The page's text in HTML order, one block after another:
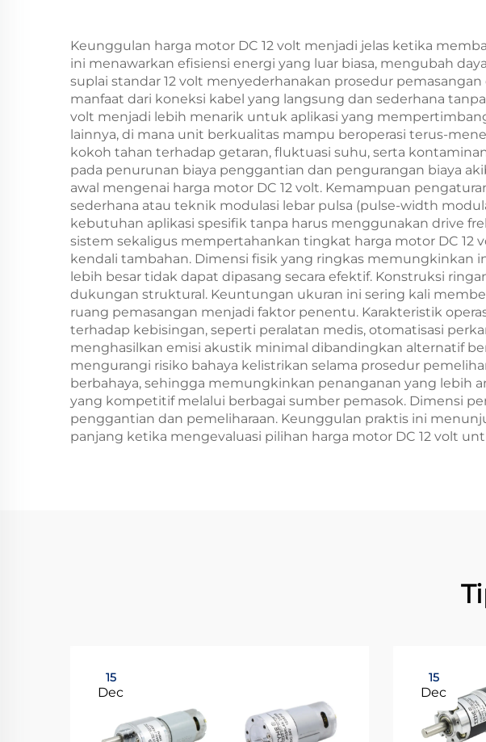
Keunggulan harga motor DC 12 volt menjadi jelas ketika
ini menawarkan efisiensi energi yang luar biasa, mengubah
suplai standar 12 volt menyederhanakan prosedur
manfaat dari koneksi kabel yang langsung dan sederhana
volt menjadi lebih menarik untuk aplikasi yang
lainnya, di mana unit berkualitas mampu beroperasi terus-
kokoh tahan terhadap getaran, fluktuasi suhu, serta
pada penurunan biaya penggantian dan pengurangan biaya
awal mengenai harga motor DC 12 volt. Kemampuan
sederhana atau teknik modulasi lebar pulsa (pulse-width
kebutuhan aplikasi spesifik tanpa harus menggunakan drive
sistem sekaligus mempertahankan tingkat harga motor DC
kendali tambahan. Dimensi fisik yang ringkas memungkinkan
lebih besar tidak dapat dipasang secara efektif. Konstruksi
dukungan struktural. Keuntungan ukuran ini sering kali
ruang pemasangan menjadi faktor penentu. Karakteristik
terhadap kebisingan, seperti peralatan medis, otomatisasi
menghasilkan emisi akustik minimal dibandingkan alternatif
mengurangi risiko bahaya kelistrikan selama prosedur
berbahaya, sehingga memungkinkan penanganan yang lebih
yang kompetitif melalui berbagai sumber pemasok. Dimensi
penggantian dan pemeliharaan. Keunggulan praktis ini
panjang ketika mengevaluasi pilihan harga motor DC 12 volt
15
Dec
15
Dec